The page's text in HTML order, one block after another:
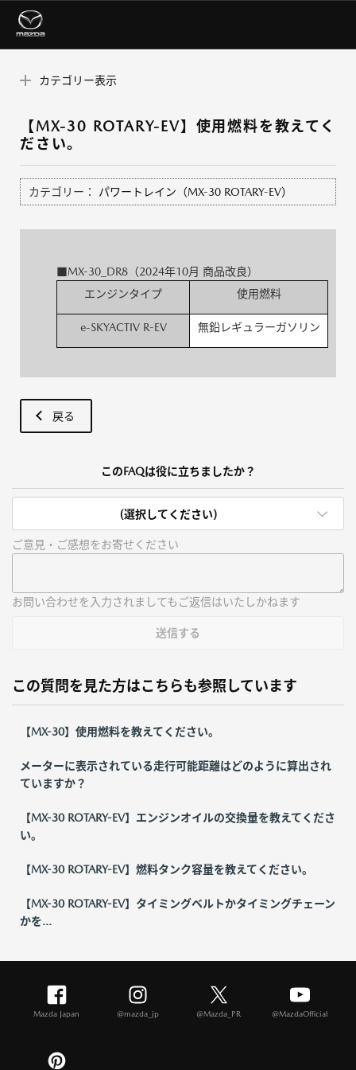
カテゴリー表示
【MX-30 ROTARY-EV】使用燃料を教えてく
ださい。
カテゴリー： パワートレイン（MX-30 ROTARY-EV）
■MX-30_DR8（2024年10月 商品改良）
エンジンタイプ
使用燃料
e-SKYACTIV R-EV 無鉛レギュラーガソリン
戻る
このFAQは役に立ちましたか？
(選択してください)
ご意見・ご感想をお寄せください
お問い合わせを入力されましてもご返信はいたしかねます
送信する
この質問を見た方はこちらも参照しています
【MX-30】使用燃料を教えてください。
メーターに表示されている走行可能距離はどのように算出され
ていますか？
【MX-30 ROTARY-EV】エンジンオイルの交換量を教えてくださ
い。
【MX-30 ROTARY-EV】燃料タンク容量を教えてください。
【MX-30 ROTARY-EV】タイミングベルトかタイミングチェーン
かを...
Mazda Japan @mazda_jp @Mazda_PR @MazdaOfficial